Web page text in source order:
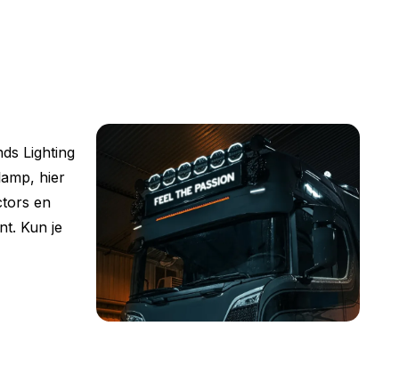
Lighting
hier
en
Kun je